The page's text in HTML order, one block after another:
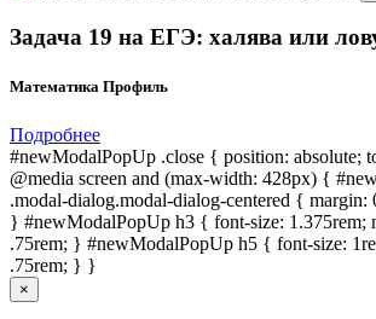
Задача 19 на ЕГЭ: халява или
Математика Профиль
Подробнее
#newModalPopUp .close { position: absolute;
@media screen and (max-width: 428px) {
.modal-dialog.modal-dialog-centered { margin:
} #newModalPopUp h3 { font-size: 1.375rem;
.75rem; } #newModalPopUp h5 { font-size:
.75rem; } }
×